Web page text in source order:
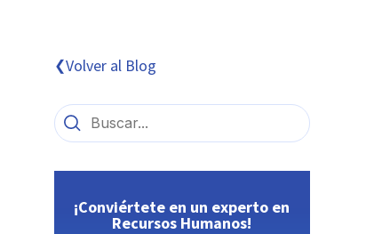
❮Volver al Blog
¡Conviértete en un experto en
Recursos Humanos!